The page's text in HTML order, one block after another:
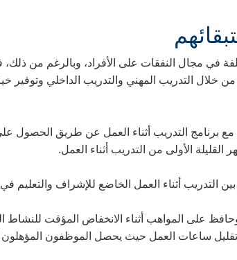
من خلال التدريب المهني والتدريب الداخلي وتوفير
التدريب أثناء العمل الخاضع للإشراف والتعليم
تقليل ساعات العمل حيث يحصل الموظفون